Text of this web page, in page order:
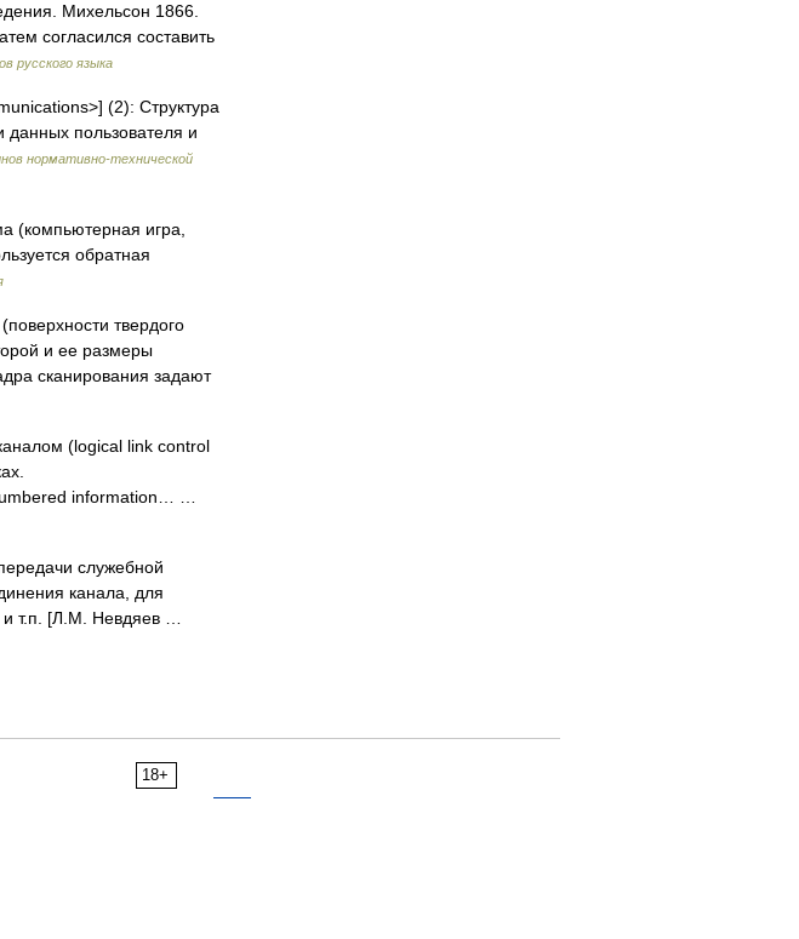
Михельсон 1866.
согласился составить
русского языка
(2): Структура
пользователя и
нормативно-технической
(компьютерная игра,
обратная
твердого
и ее размеры
сканирования задают
(logical link control
information… …
служебной
канала, для
и т.п. [Л.М. Невдяев …
18+